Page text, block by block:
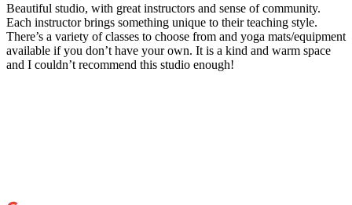
Beautiful studio, with great instructors and sense of community.
Each instructor brings something unique to their teaching style.
There’s a variety of classes to choose from and yoga mats/equipment
available if you don’t have your own. It is a kind and warm space
and I couldn’t recommend this studio enough!